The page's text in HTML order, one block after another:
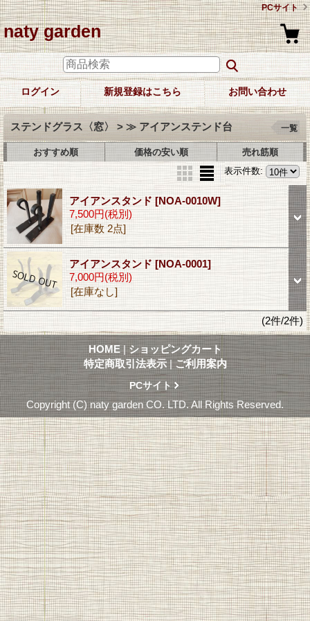
PCサイト
naty garden
ログイン 新規登録はこちら お問い合わせ
ステンドグラス〈窓〉 > ≫ アイアンステンド台 一覧
おすすめ順 価格の安い順
売れ筋順
表示件数:
アイアンスタンド [NOA-0010W]
7,500円(税別)
[在庫数 2点]
アイアンスタンド [NOA-0001]
7,000円(税別)
[在庫なし]
(2件/2件)
HOME | ショッピングカート
特定商取引法表示 | ご利用案内
PCサイト
Copyright (C) naty garden CO. LTD. All Rights Reserved.